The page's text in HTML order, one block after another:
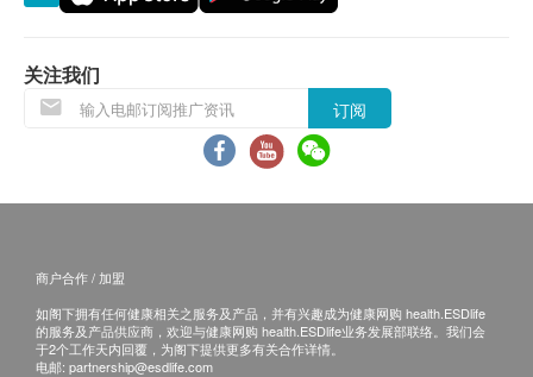
换货条款
有损毁情况，一经确认签收，恕不接受退换。
2. 退换产品必须包装完整，如退换之产品有任何残缺
或过期退回，供应商有权不受理。
3. 如有其他损坏或遗漏查询，顾客必须保留有效收据
客服热线: (852) 3151-2288
关注我们
订阅
商户合作 / 加盟
如阁下拥有任何健康相关之服务及产品，并有兴趣成为健康网购 health.ESDlife
的服务及产品供应商，欢迎与健康网购 health.ESDlife业务发展部联络。我们会
于2个工作天内回覆，为阁下提供更多有关合作详情。
电邮: partnership@esdlife.com